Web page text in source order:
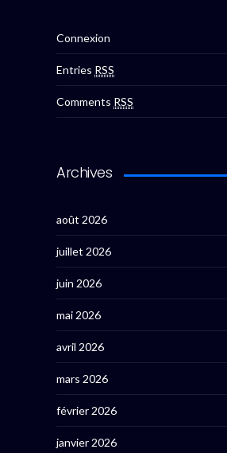
Connexion
Entries RSS
Comments RSS
Archives
août 2026
juillet 2026
juin 2026
mai 2026
avril 2026
mars 2026
février 2026
janvier 2026